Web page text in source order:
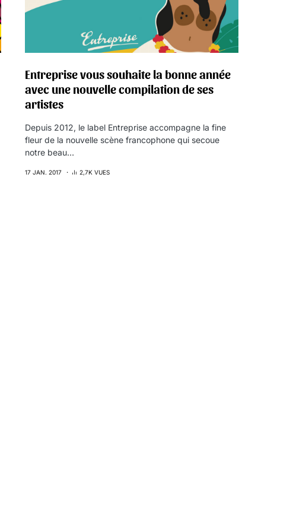
Entreprise vous souhaite la bonne année
avec une nouvelle compilation de ses
artistes
Depuis 2012, le label Entreprise accompagne la fine
fleur de la nouvelle scène francophone qui secoue
notre beau…
17 JAN. 2017 2,7K VUES